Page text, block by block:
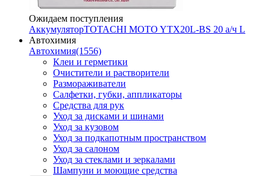
Ожидаем поступления
АккумуляторTOTACHI MOTO YTX20L-BS 20 а/ч L
Автохимия
Автохимия(1556)
Клеи и герметики
Очистители и растворители
Размораживатели
Салфетки, губки, аппликаторы
Средства для рук
Уход за дисками и шинами
Уход за кузовом
Уход за подкапотным пространством
Уход за салоном
Уход за стеклами и зеркалами
Шампуни и моющие средства